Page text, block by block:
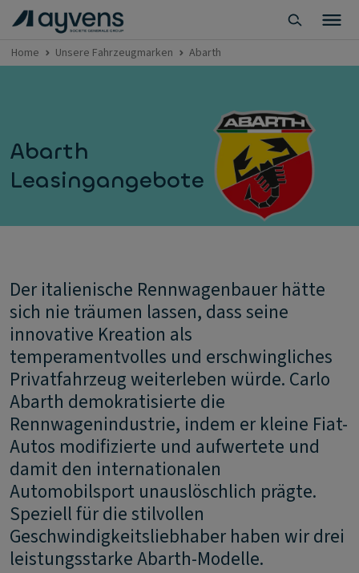
Home Unsere Fahrzeugmarken Abarth
Abarth
Leasingangebote
Der italienische Rennwagenbauer hätte
sich nie träumen lassen, dass seine
innovative Kreation als
temperamentvolles und erschwingliches
Privatfahrzeug weiterleben würde. Carlo
Abarth demokratisierte die
Rennwagenindustrie, indem er kleine Fiat-
Autos modifizierte und aufwertete und
damit den internationalen
Automobilsport unauslöschlich prägte.
Speziell für die stilvollen
Geschwindigkeitsliebhaber haben wir drei
leistungsstarke Abarth-Modelle.